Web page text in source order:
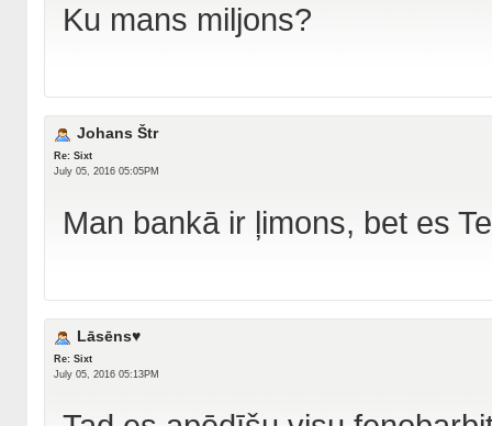
Ku mans miljons?
Johans Štr
Re: Sixt
July 05, 2016 05:05PM
Man bankā ir ļimons, bet es
Lāsēns♥
Re: Sixt
July 05, 2016 05:13PM